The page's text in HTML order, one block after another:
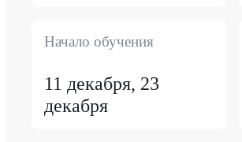
Начало обучения
11 декабря, 23
декабря